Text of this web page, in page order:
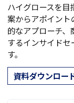
ハイグロースを目
案からアポイント
的なアプローチ
するインサイド
す。
資料ダウンロー